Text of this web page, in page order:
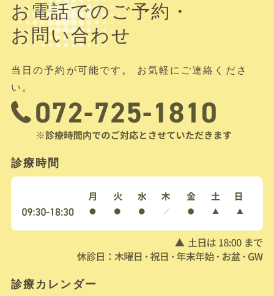
お電話でのご予約・
お問い合わせ
当日の予約が可能です。 お気軽にご連絡くださ
い。
診療時間
診療カレンダー